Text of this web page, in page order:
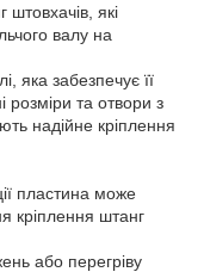
які
валу на
яка забезпечує її
розміри та отвори з
надійне кріплення
пластина може
кріплення штанг
або перегріву